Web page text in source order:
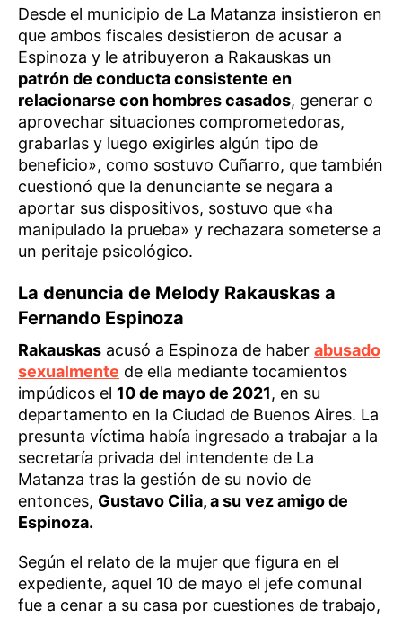
Desde el municipio de La Matanza insistieron en
que ambos fiscales desistieron de acusar a
Espinoza y le atribuyeron a Rakauskas un
patrón de conducta consistente en
relacionarse con hombres casados, generar o
aprovechar situaciones comprometedoras,
grabarlas y luego exigirles algún tipo de
beneficio», como sostuvo Cuñarro, que también
cuestionó que la denunciante se negara a
aportar sus dispositivos, sostuvo que «ha
manipulado la prueba» y rechazara someterse a
un peritaje psicológico.
La denuncia de Melody Rakauskas a
Fernando Espinoza
Rakauskas acusó a Espinoza de haber abusado
sexualmente de ella mediante tocamientos
impúdicos el 10 de mayo de 2021, en su
departamento en la Ciudad de Buenos Aires. La
presunta víctima había ingresado a trabajar a la
secretaría privada del intendente de La
Matanza tras la gestión de su novio de
entonces, Gustavo Cilia, a su vez amigo de
Espinoza.
Según el relato de la mujer que figura en el
expediente, aquel 10 de mayo el jefe comunal
fue a cenar a su casa por cuestiones de trabajo,